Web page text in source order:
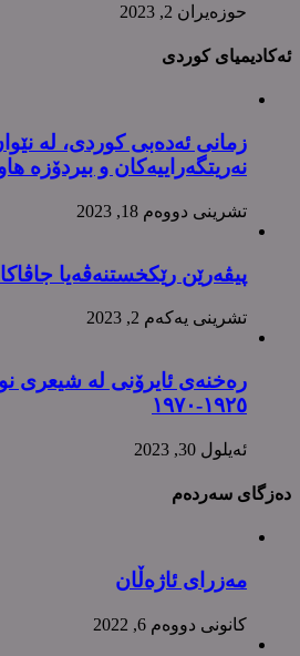
حوزه‌یران 2, 2023
ئەکادیمیای کوردی
زمانی ئەدەبی کوردی، لە
نەریتگەراییەکان و بیردۆزە
تشرینی دووه‌م 18, 2023
پیڤەرێن رێکخستنەڤەیا
تشرینی یه‌كه‌م 2, 2023
رەخنەی ئایرۆنی لە شیعری
١٩٢٥-١٩٧٠
ئه‌یلول 30, 2023
دەزگای سەردەم
مەزرای ئاژەڵان
كانونی دووه‌م 6, 2022